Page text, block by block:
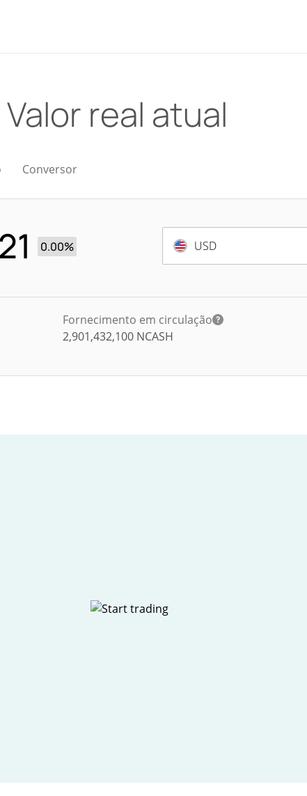
Valor real atual
Conversor
0.00%
USD
Fornecimento em circulação
2,901,432,100 NCASH